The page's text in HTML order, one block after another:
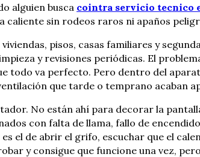
alguien busca cointra servicio tecnico
caliente sin rodeos raros ni apaños
pisos, casas familiares y
y revisiones periódicas. El
todo va perfecto. Pero dentro del
que tarde o temprano acaban
No están ahí para decorar la
con falta de llama, fallo de
el de abrir el grifo, escuchar que el
y consigue que funcione una vez,